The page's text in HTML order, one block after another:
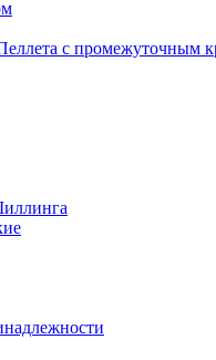
с промежуточным